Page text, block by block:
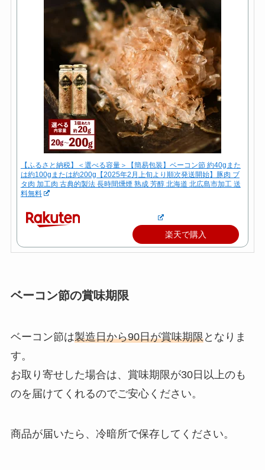
【ふるさと納税】＜選べる容量＞【簡易包装】ベーコン節 約40gまた
は約100gまたは約200g【2025年2月上旬より順次発送開始】豚肉 ブ
タ肉 加工肉 古典的製法 長時間燻煙 熟成 芳醇 北海道 北広島市加工 送
料無料
楽天で購入
ベーコン節の賞味期限
ベーコン節は製造日から90日が賞味期限となりま
す。
お取り寄せした場合は、賞味期限が30日以上のも
のを届けてくれるのでご安心ください。
商品が届いたら、冷暗所で保存してください。